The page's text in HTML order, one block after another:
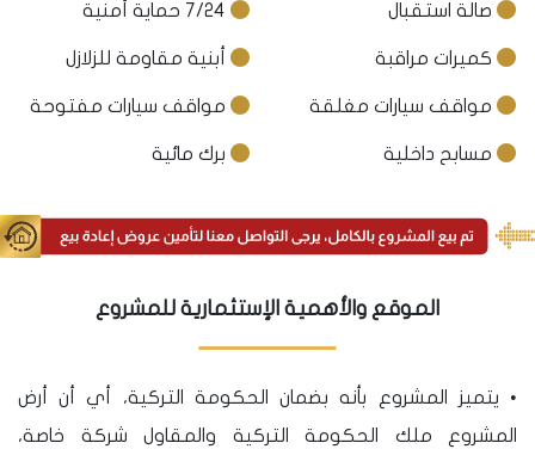
صالة استقبال
كميرات مراقبة أبنية مقاومة للزلازل
مواقف سيارات مغلقة مواقف سيارات مفتوحة
مسابح داخلية برك مائية
الموقع والأهمية الإستثمارية للمشروع
• يتميز المشروع بأنه بضمان الحكومة التركية، أي أن أرض
المشروع ملك الحكومة التركية والمقاول شركة خاصة،